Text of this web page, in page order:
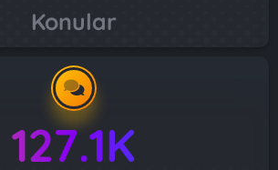
Konular
127.1K